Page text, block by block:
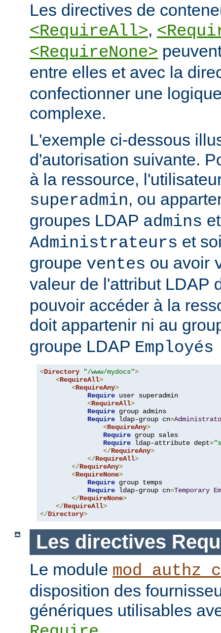
Les directives de
<RequireAll>,
<RequireNone>
entre elles et avec la
confectionner une
complexe.
L'exemple ci-dessous
d'autorisation suivante.
à la ressource,
superadmin, ou
groupes LDAP admins et
Administrateurs et
groupe ventes ou avoir
valeur de l'attribut LDAP
pouvoir accéder à la
doit appartenir ni au
groupe LDAP
<Directory "/www/mydocs">
<RequireAll>
<RequireAny>
Require user superadmin
<RequireAll>
Require group admins
Require ldap-group cn=
<RequireAny>
Require group sales
Require ldap-attribute dept=
</RequireAny>
</RequireAll>
</RequireAny>
<RequireNone>
Require group temps
Require ldap-group cn=Temporary
</RequireNone>
</RequireAll>
</Directory>
Les directives
Le module
disposition des
génériques utilisables